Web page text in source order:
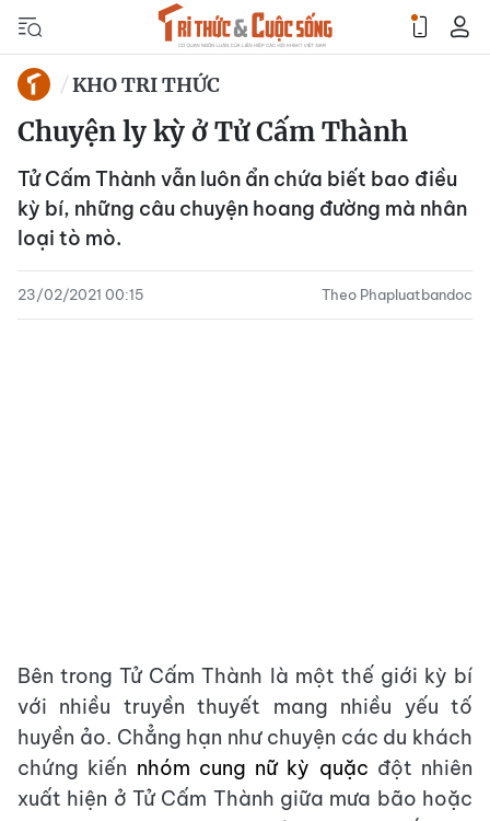
KHO TRI THỨC
Chuyện ly kỳ ở Tử Cấm Thành
Tử Cấm Thành vẫn luôn ẩn chứa biết bao điều
kỳ bí, những câu chuyện hoang đường mà nhân
loại tò mò.
23/02/2021 00:15 Theo Phapluatbandoc
Bên trong Tử Cấm Thành là một thế giới kỳ bí
với nhiều truyền thuyết mang nhiều yếu tố
huyền ảo. Chẳng hạn như chuyện các du khách
chứng kiến nhóm cung nữ kỳ quặc đột nhiên
xuất hiện ở Tử Cấm Thành giữa mưa bão hoặc